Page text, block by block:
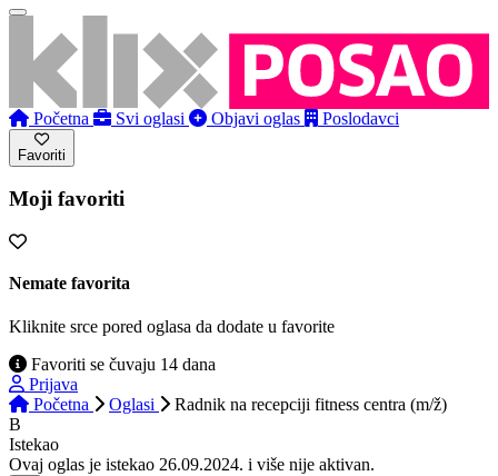
Početna Svi oglasi Objavi oglas Poslodavci
Favoriti
Moji favoriti
Nemate favorita
Kliknite srce pored oglasa da dodate u favorite
Favoriti se čuvaju 14 dana
Prijava
Početna
Oglasi
Radnik na recepciji fitness centra (m/ž)
B
Istekao
Ovaj oglas je istekao 26.09.2024. i više nije aktivan.